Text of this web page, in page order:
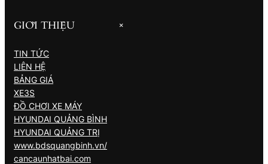
GIỚI THIỆU +
TIN TỨC
LIÊN HỆ
BẢNG GIÁ
XE3S
ĐỒ CHƠI XE MÁY
HYUNDAI QUẢNG BÌNH
HYUNDAI QUẢNG TRỊ
www.bdsquangbinh.vn/
cancaunhatbai.com